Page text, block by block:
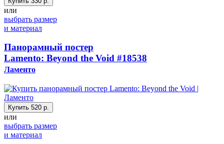
или
выбрать размер
и материал
Панорамный постер
Lamento: Beyond the Void #18538
Ламенто
Купить 520 р.
или
выбрать размер
и материал